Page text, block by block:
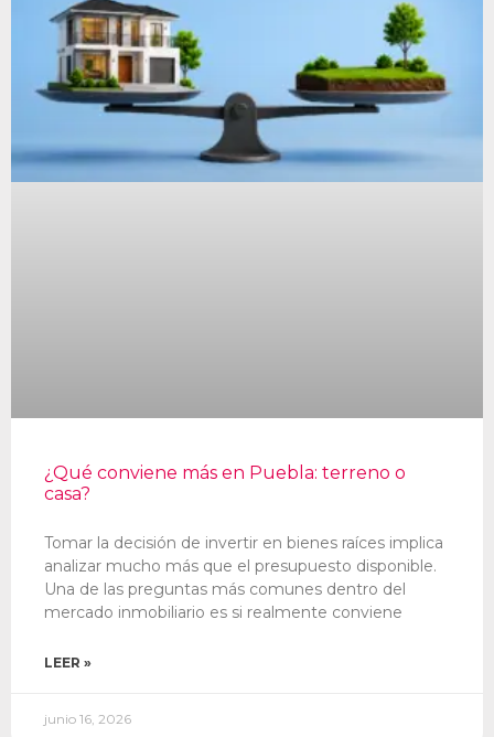
¿Qué conviene más en Puebla: terreno o
casa?
Tomar la decisión de invertir en bienes raíces implica
analizar mucho más que el presupuesto disponible.
Una de las preguntas más comunes dentro del
mercado inmobiliario es si realmente conviene
LEER »
junio 16, 2026